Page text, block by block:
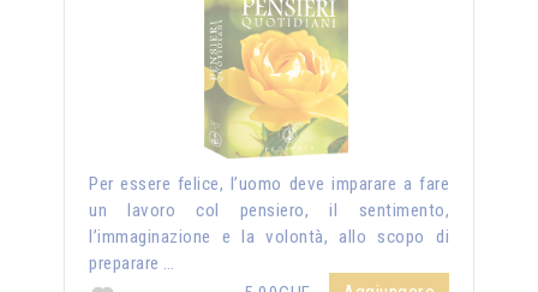
Per essere felice, l’uomo deve imparare a fare
un lavoro col pensiero, il sentimento,
l’immaginazione e la volontà, allo scopo di
preparare …